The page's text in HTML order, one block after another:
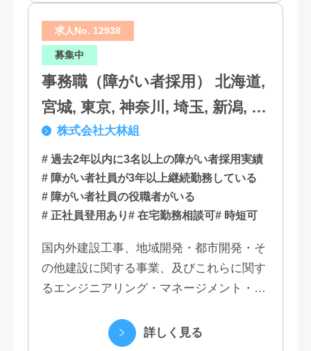
求人No. 12938
募集中
事務職（障がい者採用） 北海道,
宮城, 東京, 神奈川, 埼玉, 新潟, 愛
知, 大阪, 京都, 兵庫, 広島, 香川,
福岡
株式会社大林組
# 過去2年以内に3名以上の障がい者採用実績
# 障がい者社員が3年以上継続勤務している
# 障がい者社員の役職者がいる
# 正社員登用あり# 在宅勤務相談可# 時短可
国内外建設工事、地域開発・都市開発・そ
の他建設に関する事業、及びこれらに関す
るエンジニアリング・マネージメント・コ
詳しく見る